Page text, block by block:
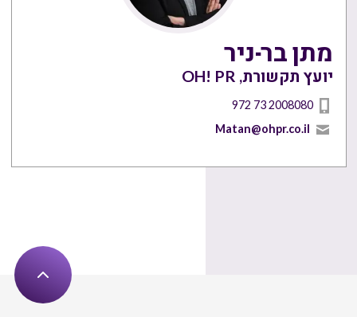
מתן בר-ניר
יועץ תקשורת, OH! PR
972 73 2008080
Matan@ohpr.co.il